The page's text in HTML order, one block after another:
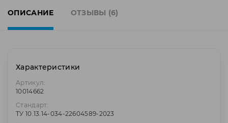
ОПИСАНИЕ ОТЗЫВЫ (6)
Характеристики
Артикул:
10014662
Стандарт:
ТУ 10.13.14-034-22604589-2023